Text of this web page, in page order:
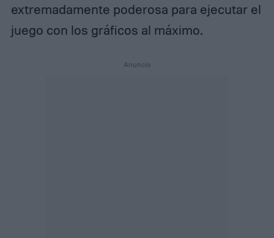
extremadamente poderosa para ejecutar el
juego con los gráficos al máximo.